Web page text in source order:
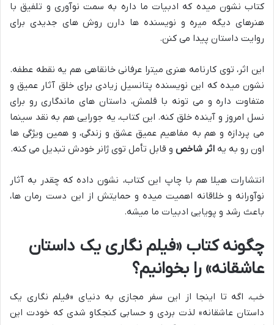
کتاب نشون میده که ادبیات ما داره به سمت نوآوری و تلفیق با
هنرهای دیگه میره و نویسنده ها دارن روش های جدیدی برای
روایت داستان پیدا می کنن.
این اثر، توی کارنامه هنری میترا عرفانی خانقاهی هم یه نقطه عطفه.
نشون میده که این نویسنده پتانسیل زیادی برای خلق آثار عمیق و
متفاوت داره و می تونه با قلمش، داستان های ماندگاری رو برای
نسل امروز و آینده خلق کنه. این کتاب، یه جورایی هم به نقد سینما
می پردازه و هم به مفاهیم عمیق عشق و زندگی، و همین ویژگی ها
اون رو به یه اثر شاخص و قابل تأمل توی ژانر خودش تبدیل می کنه.
انتشارات هیلا هم با چاپ این کتاب، نشون داده که چقدر به آثار
نوآورانه و خلاقانه اهمیت میده و حمایتش از این دست رمان ها،
باعث رشد و پویایی ادبیات ما میشه.
چگونه کتاب «فیلم نگاری یک داستان
عاشقانه» را بخوانیم؟
خب، اگه تا اینجا از این سفر مجازی به دنیای «فیلم نگاری یک
داستان عاشقانه» لذت بردی و حسابی کنجکاو شدی که خودت این